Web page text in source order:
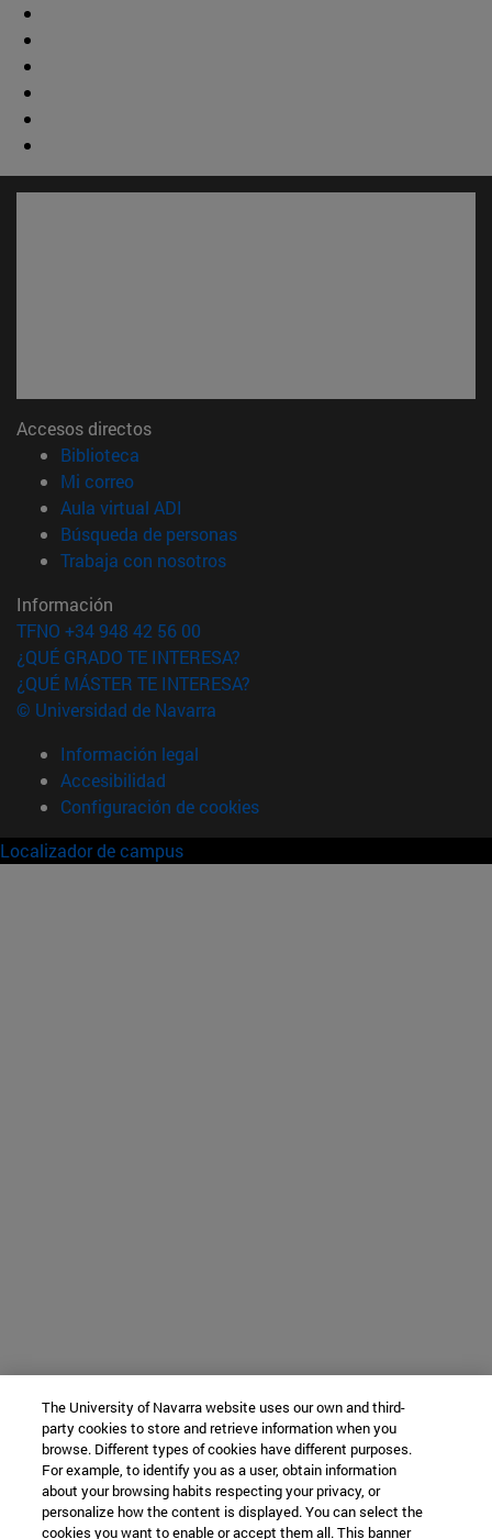
Accesos directos
Biblioteca
Mi correo(abre en nueva ventana)
Aula virtual ADI
Búsqueda de personas(abre en nueva ventana)
Trabaja con nosotros(abre en nueva ventana)
Información
TFNO +34 948 42 56 00
¿QUÉ GRADO TE INTERESA?
¿QUÉ MÁSTER TE INTERESA?
© Universidad de Navarra
Información legal
Accesibilidad
Configuración de cookies
Localizador de campus
The University of Navarra website uses our own and third-
party cookies to store and retrieve information when you
browse. Different types of cookies have different purposes.
For example, to identify you as a user, obtain information
about your browsing habits respecting your privacy, or
personalize how the content is displayed. You can select the
cookies you want to enable or accept them all. This banner